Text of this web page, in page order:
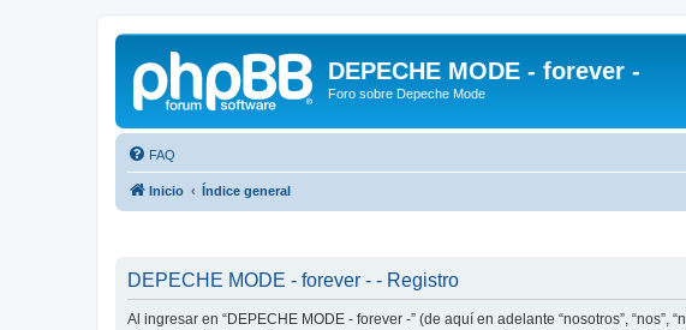
DEPECHE MODE - forever -
Foro sobre Depeche Mode
FAQ
Inicio Índice general
DEPECHE MODE - forever - - Registro
Al ingresar en “DEPECHE MODE - forever -” (de aquí en adelante “nosotros”,